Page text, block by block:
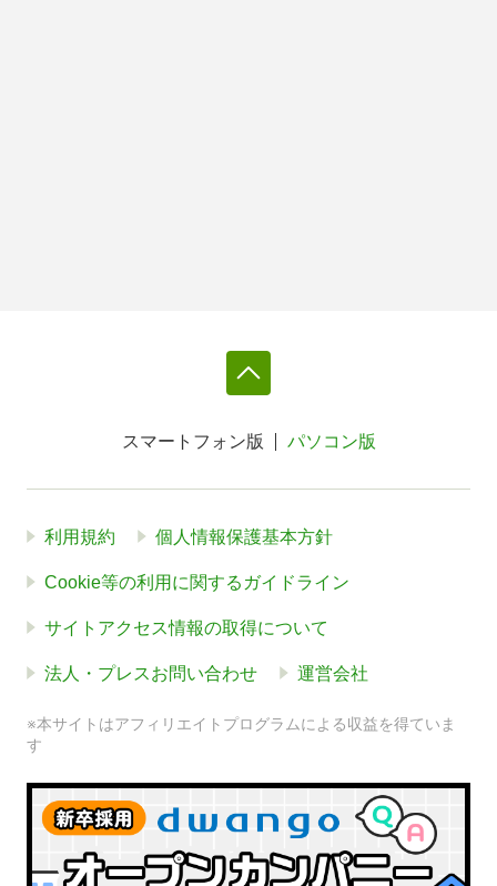
スマートフォン版 パソコン版
利用規約 個人情報保護基本方針
Cookie等の利用に関するガイドライン
サイトアクセス情報の取得について
法人・プレスお問い合わせ 運営会社
※本サイトはアフィリエイトプログラムによる収益を得ていま
す